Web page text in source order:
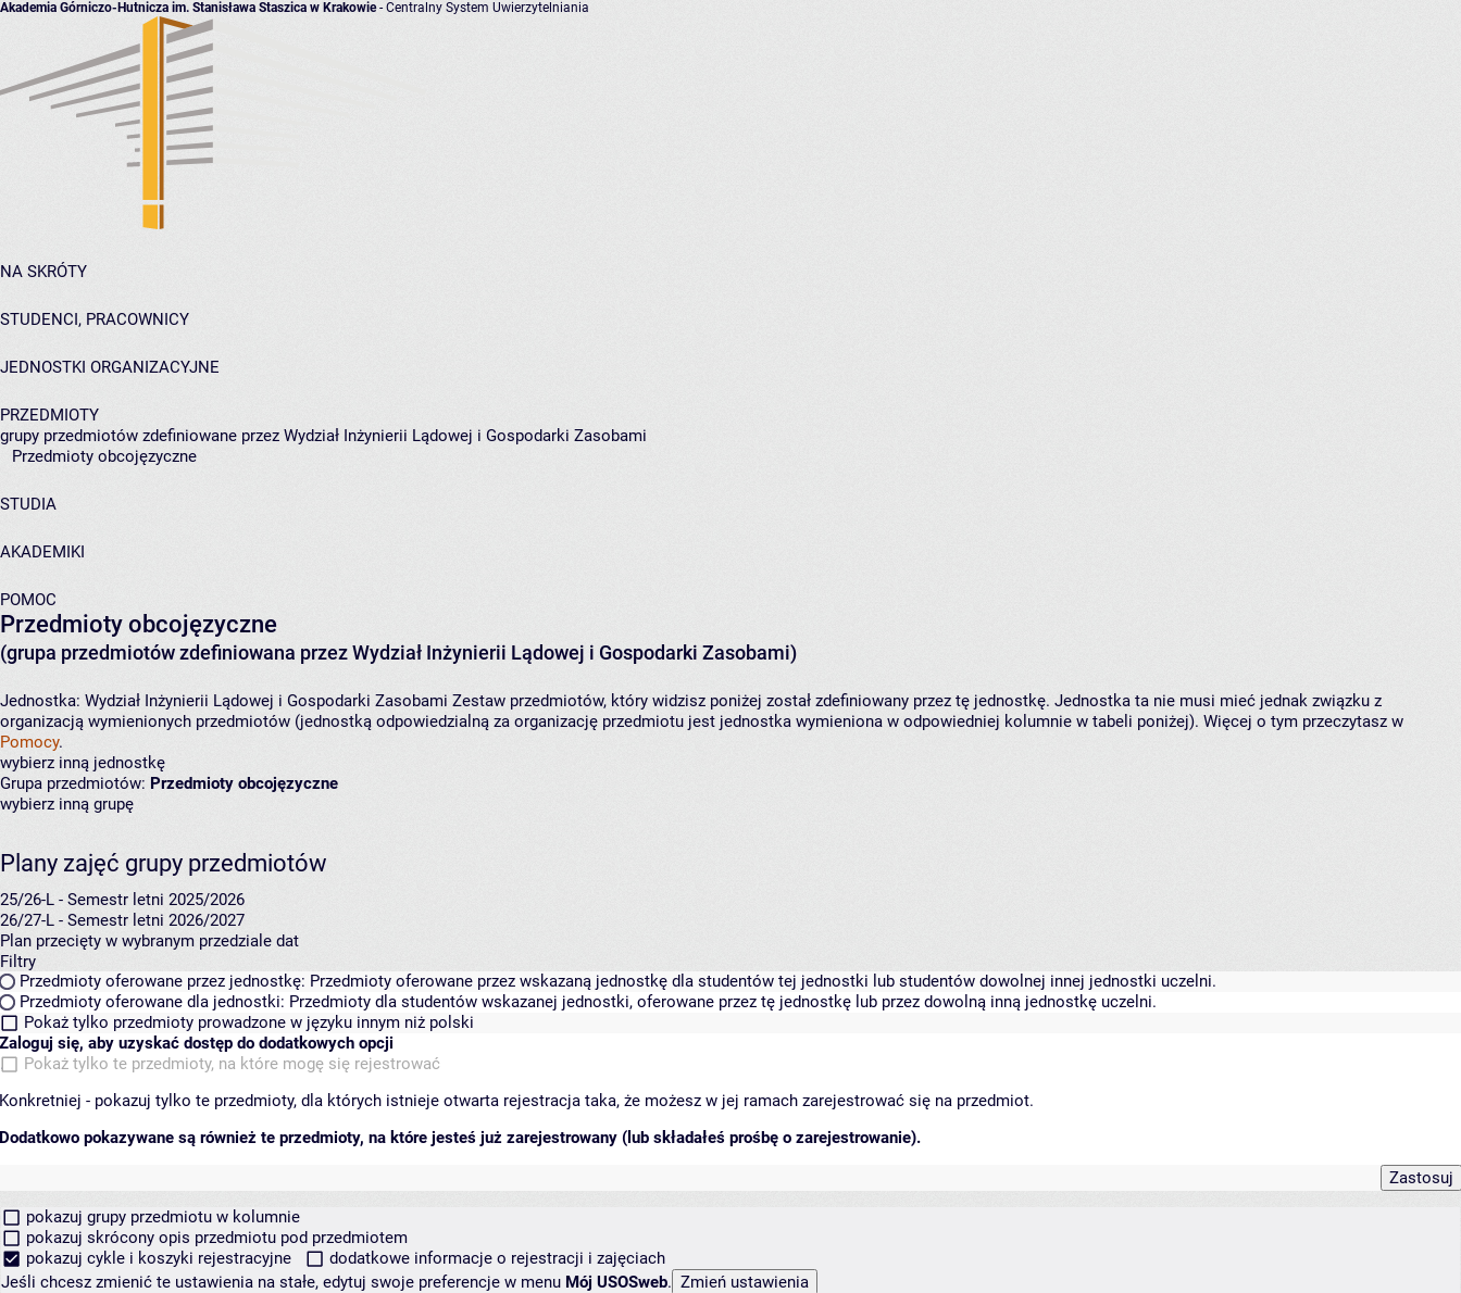
Akademia Górniczo-Hutnicza im. Stanisława Staszica w Krakowie- Centralny System Uwierzytelniania
NA SKRÓTY
STUDENCI, PRACOWNICY
JEDNOSTKI ORGANIZACYJNE
PRZEDMIOTY
grupy przedmiotów zdefiniowane przez Wydział Inżynierii Lądowej i Gospodarki Zasobami
Przedmioty obcojęzyczne
STUDIA
AKADEMIKI
POMOC
Przedmioty obcojęzyczne
(grupa przedmiotów zdefiniowana przez Wydział Inżynierii Lądowej i Gospodarki Zasobami)
Jednostka: Wydział Inżynierii Lądowej i Gospodarki Zasobami Zestaw przedmiotów, który widzisz poniżej został zdefiniowany przez tę jednostkę. Jednostka ta nie musi mieć jednak związku z
organizacją wymienionych przedmiotów (jednostką odpowiedzialną za organizację przedmiotu jest jednostka wymieniona w odpowiedniej kolumnie w tabeli poniżej). Więcej o tym przeczytasz w
Pomocy.
wybierz inną jednostkę
Grupa przedmiotów: Przedmioty obcojęzyczne
wybierz inną grupę
Plany zajęć grupy przedmiotów
25/26-L - Semestr letni 2025/2026
26/27-L - Semestr letni 2026/2027
Plan przecięty w wybranym przedziale dat
Filtry
Przedmioty oferowane przez jednostkę: Przedmioty oferowane przez wskazaną jednostkę dla studentów tej jednostki lub studentów dowolnej innej jednostki uczelni.
Przedmioty oferowane dla jednostki: Przedmioty dla studentów wskazanej jednostki, oferowane przez tę jednostkę lub przez dowolną inną jednostkę uczelni.
Pokaż tylko przedmioty prowadzone w języku innym niż polski
Zaloguj się, aby uzyskać dostęp do dodatkowych opcji
Pokaż tylko te przedmioty, na które mogę się rejestrować
Konkretniej - pokazuj tylko te przedmioty, dla których istnieje otwarta rejestracja taka, że możesz w jej ramach zarejestrować się na przedmiot.
Dodatkowo pokazywane są również te przedmioty, na które jesteś już zarejestrowany (lub składałeś prośbę o zarejestrowanie).
pokazuj grupy przedmiotu w kolumnie
pokazuj skrócony opis przedmiotu pod przedmiotem
pokazuj cykle i koszyki rejestracyjne
dodatkowe informacje o rejestracji i zajęciach
Jeśli chcesz zmienić te ustawienia na stałe, edytuj swoje preferencje w menu Mój USOSweb.